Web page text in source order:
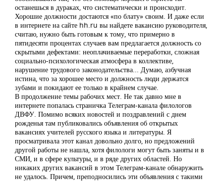
останешься в дураках, что систематически и происходит.
Хорошие должности достаются «по блату» своим. И даже если
в интернете на сайте hh.ru вы найдете вакансию руководителя,
считаю, нужно быть готовым к тому, что примерно в
пятидесяти процентах случаев вам предлагается должность со
скрытыми дефектами: неоплачиваемые переработки, сложная
социально-психологическая атмосфера в коллективе,
нарушение трудового законодательства... Думаю, азбучная
истина, что за хорошее место и должность люди держатся
зубами и покидают ее только в крайнем случае.
В продолжение темы рабочих мест. Не так давно мне в
интернете попалась страничка Телеграм-канала филологов
ДВФУ. Помимо всяких новостей и поздравлений с днем
рожденья там публиковались объявления об открытых
вакансиях учителей русского языка и литературы. Я
просматривала этот канал довольно долго, но предложений
другой работы не нашла, хотя филологи могут быть заняты и в
СМИ, и в сфере культуры, и в ряде других областей. Но
никаких других вакансий в этом Телеграм-канале обнаружить
не удалось. Причем, преподносились эти объявления с такими